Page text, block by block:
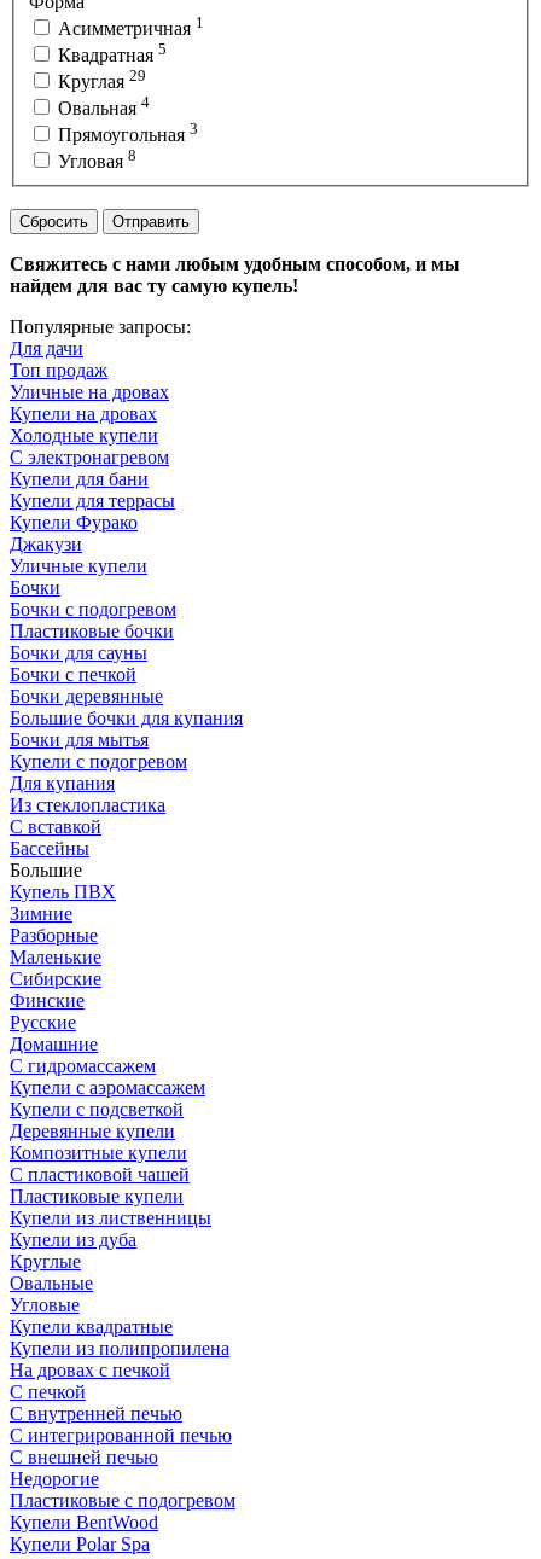
Асимметричная 1
Квадратная 5
Круглая 29
Овальная 4
Прямоугольная 3
Угловая 8
Сбросить Отправить
Свяжитесь с нами любым удобным способом, и мы
найдем для вас ту самую купель!
Популярные запросы:
Для дачи
Топ продаж
Уличные на дровах
Купели на дровах
Холодные купели
С электронагревом
Купели для бани
Купели для террасы
Купели Фурако
Джакузи
Уличные купели
Бочки
Бочки с подогревом
Пластиковые бочки
Бочки для сауны
Бочки с печкой
Бочки деревянные
Большие бочки для купания
Бочки для мытья
Купели с подогревом
Для купания
Из стеклопластика
С вставкой
Бассейны
Большие
Купель ПВХ
Зимние
Разборные
Маленькие
Сибирские
Финские
Русские
Домашние
С гидромассажем
Купели с аэромассажем
Купели с подсветкой
Деревянные купели
Композитные купели
С пластиковой чашей
Пластиковые купели
Купели из лиственницы
Купели из дуба
Круглые
Овальные
Угловые
Купели квадратные
Купели из полипропилена
На дровах с печкой
С печкой
С внутренней печью
С интегрированной печью
С внешней печью
Недорогие
Пластиковые с подогревом
Купели BentWood
Купели Polar Spa